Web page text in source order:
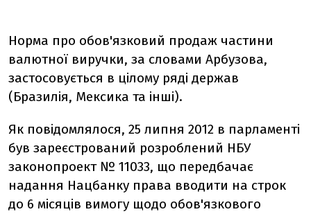
Норма про обов'язковий продаж частини
валютної виручки, за словами Арбузова,
застосовується в цілому ряді держав
(Бразилія, Мексика та інші).
Як повідомлялося, 25 липня 2012 в парламенті
був зареєстрований розроблений НБУ
законопроект № 11033, що передбачає
надання Нацбанку права вводити на строк
до 6 місяців вимогу щодо обов'язкового